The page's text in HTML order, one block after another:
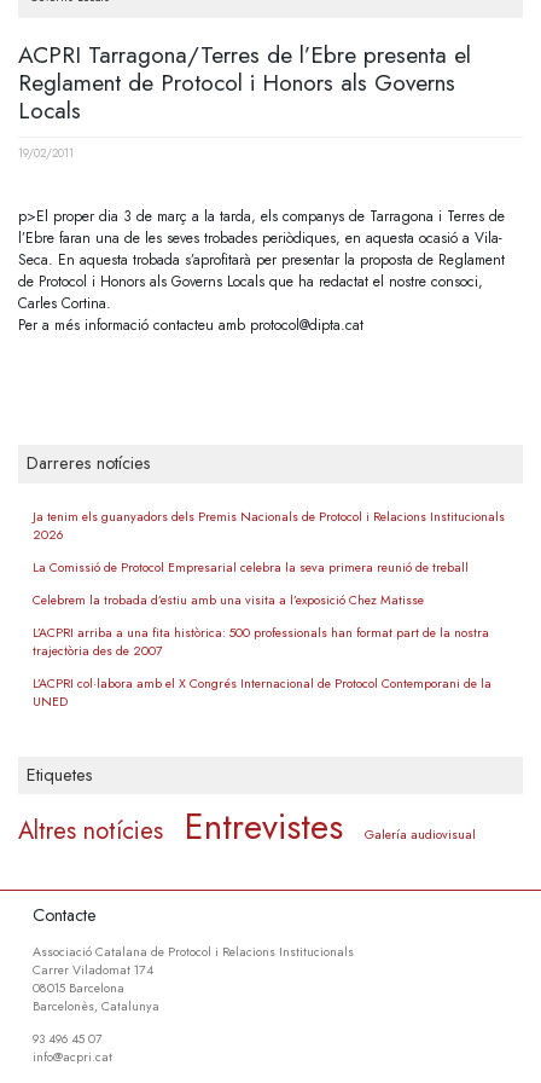
ACPRI Tarragona/Terres de l’Ebre presenta el
Reglament de Protocol i Honors als Governs
Locals
19/02/2011
p>El proper dia 3 de març a la tarda, els companys de Tarragona i Terres de
l’Ebre faran una de les seves trobades periòdiques, en aquesta ocasió a Vila-
Seca. En aquesta trobada s’aprofitarà per presentar la proposta de Reglament
de Protocol i Honors als Governs Locals que ha redactat el nostre consoci,
Carles Cortina.
Per a més informació contacteu amb protocol@dipta.cat
Darreres notícies
Ja tenim els guanyadors dels Premis Nacionals de Protocol i Relacions Institucionals
2026
La Comissió de Protocol Empresarial celebra la seva primera reunió de treball
Celebrem la trobada d’estiu amb una visita a l’exposició Chez Matisse
L’ACPRI arriba a una fita històrica: 500 professionals han format part de la nostra
trajectòria des de 2007
L’ACPRI col·labora amb el X Congrés Internacional de Protocol Contemporani de la
UNED
Etiquetes
Altres notícies Entrevistes Galería audiovisual
Contacte
Associació Catalana de Protocol i Relacions Institucionals
Carrer Viladomat 174
08015 Barcelona
Barcelonès, Catalunya
93 496 45 07
info@acpri.cat